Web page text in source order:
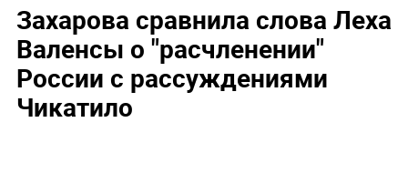
Захарова сравнила слова Леха
Валенсы о "расчленении"
России с рассуждениями
Чикатило